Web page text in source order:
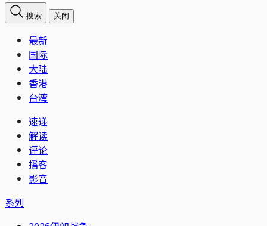
搜索 关闭
最新
国际
大陆
香港
台湾
速递
解读
评论
播客
影音
系列